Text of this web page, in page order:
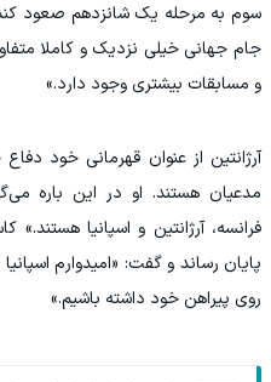
سوم به مرحله یک شانزدهم صعود
جام جهانی خیلی نزدیک و کاملا
و مسابقات بیشتری وجود دارد.»
‫آرژانتین از عنوان قهرمانی خود
مدعیان هستند. او در این باره
فرانسه، آرژانتین و اسپانیا
پایان رساند و گفت: «امیدوارم
روی پیراهن خود داشته باشیم.»